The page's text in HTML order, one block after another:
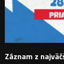
Záznam z